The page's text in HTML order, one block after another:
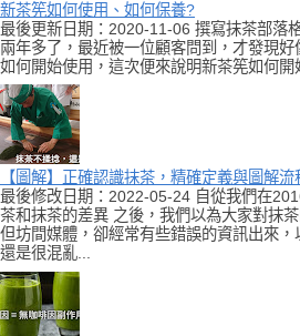
新茶筅如何使用、如何保養?
最後更新日期：2020-11-06 撰寫抹茶部落
兩年多了，最近被一位顧客問到，才發現
如何開始使用，這次便來說明新茶筅如何開
【圖解】正確認識抹茶，精確定義與圖解流
最後修改日期：2022-05-24 自從我們在
茶和抹茶的差異 之後，我們以為大家對抹
但坊間媒體，卻經常有些錯誤的資訊出來
還是很混亂...